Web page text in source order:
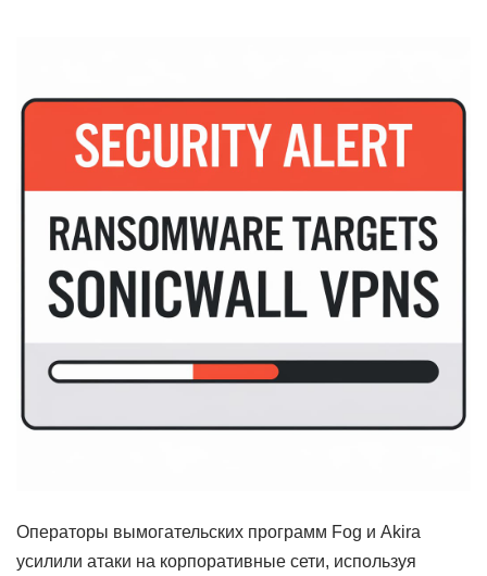
Операторы вымогательских программ Fog и Akira
усилили атаки на корпоративные сети, используя